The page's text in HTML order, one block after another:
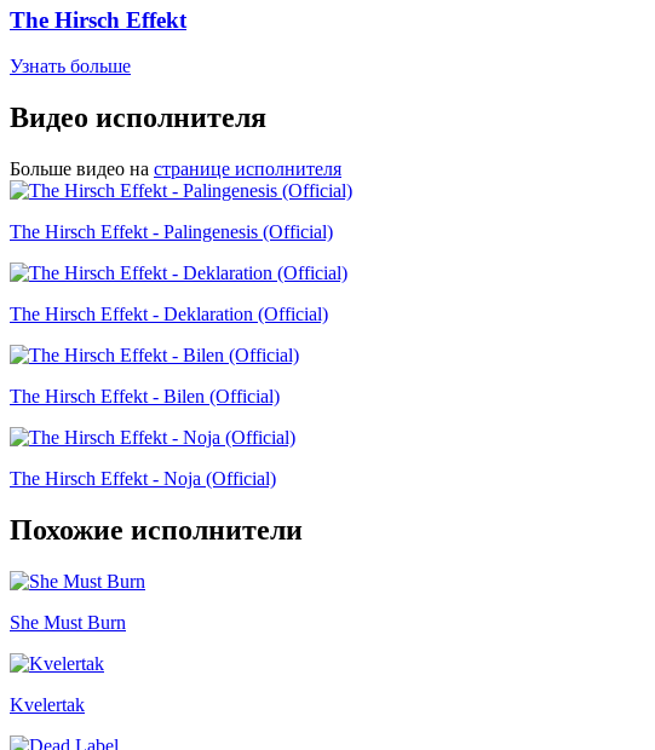
The Hirsch Effekt
Узнать больше
Видео исполнителя
Больше видео на странице исполнителя
The Hirsch Effekt - Palingenesis (Official)
The Hirsch Effekt - Deklaration (Official)
The Hirsch Effekt - Bilen (Official)
The Hirsch Effekt - Noja (Official)
Похожие исполнители
She Must Burn
Kvelertak